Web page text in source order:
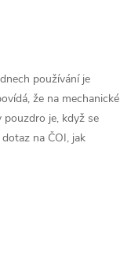
používání je
že na mechanické
pouzdro je, když se
na ČOI, jak